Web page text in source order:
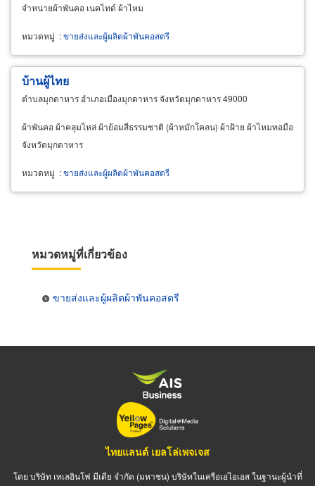
จำหน่ายผ้าพันคอ เนคไทด์ ผ้าไหม
หมวดหมู่ :ขายส่งและผู้ผลิตผ้าพันคอสตรี
บ้านผู้ไทย
ตำบลมุกดาหาร อำเภอเมืองมุกดาหาร จังหวัดมุกดาหาร 49000
ผ้าพันคอ ผ้าคลุมไหล่ ผ้าย้อมสีธรรมชาติ (ผ้าหมักโคลน) ผ้าฝ้าย ผ้าไหมทอมือ
จังหวัดมุกดาหาร
หมวดหมู่ :ขายส่งและผู้ผลิตผ้าพันคอสตรี
หมวดหมู่ที่เกี่ยวข้อง
ขายส่งและผู้ผลิตผ้าพันคอสตรี
ไทยแลนด์ เยลโล่เพจเจส
โดย บริษัท เทเลอินโฟ มีเดีย จำกัด (มหาชน) บริษัทในเครือเอไอเอส ในฐานะผู้นำที่